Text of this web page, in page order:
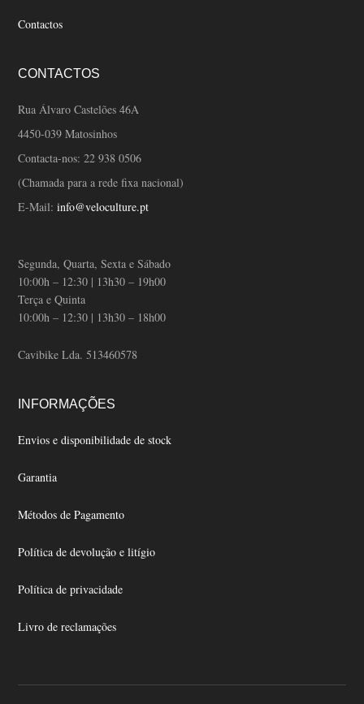
Contactos
CONTACTOS
Rua Álvaro Castelões 46A
4450-039 Matosinhos
Contacta-nos:22 938 0506
(Chamada para a rede fixa nacional)
E-Mail:info@veloculture.pt
Segunda, Quarta, Sexta e Sábado
10:00h – 12:30 | 13h30 – 19h00
Terça e Quinta
10:00h – 12:30 | 13h30 – 18h00
Cavibike Lda. 513460578
INFORMAÇÕES
Envios e disponibilidade de stock
Garantia
Métodos de Pagamento
Política de devolução e litígio
Política de privacidade
Livro de reclamações